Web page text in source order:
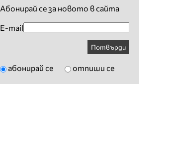
Абонирай се за новото в сайта
E-mail
Потвърди
абонирай се отпиши се